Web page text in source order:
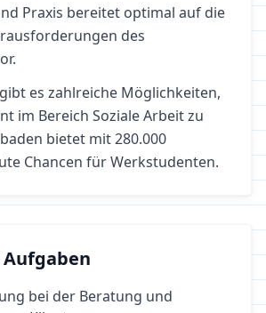
Praxis bereitet optimal auf die
des
gibt es zahlreiche Möglichkeiten,
im Bereich Soziale Arbeitzu
bietet mit 280.000
Chancen für Werkstudenten.
bei der Beratung und